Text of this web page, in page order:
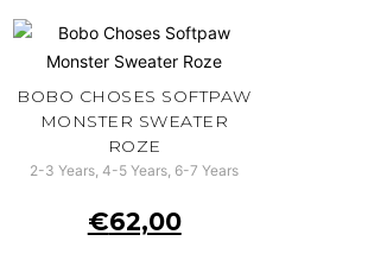
BOBO CHOSES SOFTPAW
MONSTER SWEATER
ROZE
2-3 Years, 4-5 Years, 6-7 Years
€62,00